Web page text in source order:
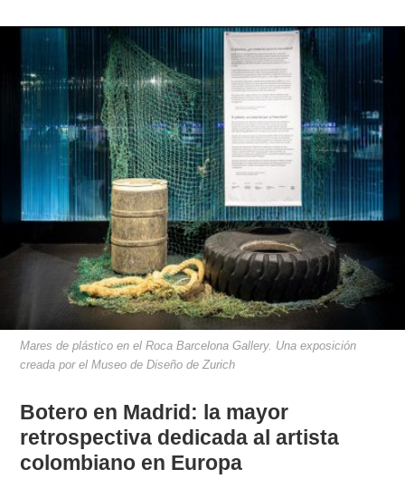
Mares de plástico en el Roca Barcelona Gallery. Una exposición
creada por el Museo de Diseño de Zurich
Botero en Madrid: la mayor
retrospectiva dedicada al artista
colombiano en Europa